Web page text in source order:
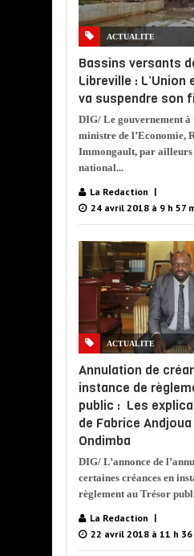
ACTUALITE
Bassins versants
Libreville : L’Union
va suspendre son
DIG/ Le gouvernement
ministre de l’Economie,
Immongault, par
national...
La Redaction
24 avril 2018 à 9 h 57
ACTUALITE
Annulation de
instance de
public : Les
de Fabrice
Ondimba
DIG/ L’annonce de
certaines créances en
règlement au Trésor
La Redaction
22 avril 2018 à 11 h 36